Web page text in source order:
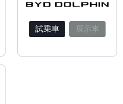
試乗車 展示車